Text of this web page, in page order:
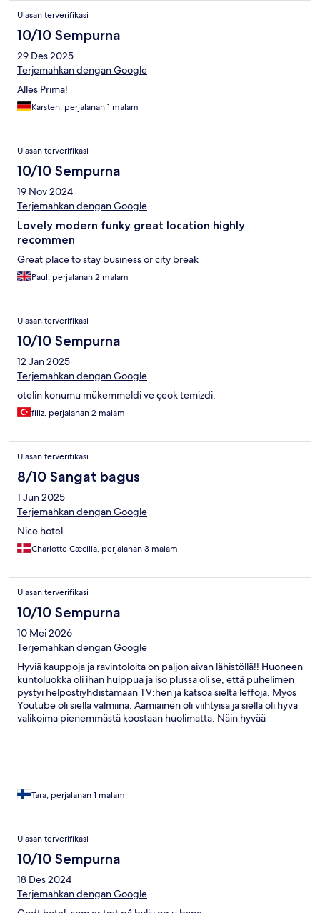
Ulasan terverifikasi
10/10 Sempurna
29 Des 2025
Terjemahkan dengan Google
Alles Prima!
Karsten, perjalanan 1 malam
Ulasan terverifikasi
10/10 Sempurna
19 Nov 2024
Terjemahkan dengan Google
Lovely modern funky great location highly
recommen
Great place to stay business or city break
Paul, perjalanan 2 malam
Ulasan terverifikasi
10/10 Sempurna
12 Jan 2025
Terjemahkan dengan Google
otelin konumu mükemmeldi ve çeok temizdi.
filiz, perjalanan 2 malam
Ulasan terverifikasi
8/10 Sangat bagus
1 Jun 2025
Terjemahkan dengan Google
Nice hotel
Charlotte Cæcilia, perjalanan 3 malam
Ulasan terverifikasi
10/10 Sempurna
10 Mei 2026
Terjemahkan dengan Google
Hyviä kauppoja ja ravintoloita on paljon aivan lähistöllä!! Huoneen
kuntoluokka oli ihan huippua ja iso plussa oli se, että puhelimen
pystyi helpostiyhdistämään TV:hen ja katsoa sieltä leffoja. Myös
Youtube oli siellä valmiina. Aamiainen oli viihtyisä ja siellä oli hyvä
valikoima pienemmästä koostaan huolimatta. Näin hyvää
Tara, perjalanan 1 malam
Ulasan terverifikasi
10/10 Sempurna
18 Des 2024
Terjemahkan dengan Google